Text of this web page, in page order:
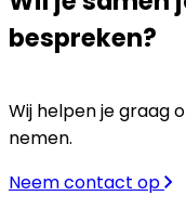
bespreken?
Wij helpen je graag
nemen.
Neem contact op